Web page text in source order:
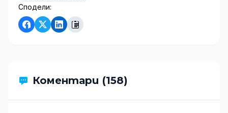
Сподели:
Коментари (158)